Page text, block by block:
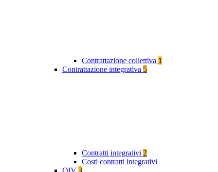
Contrattazione collettiva 1
Contrattazione integrativa 5
Contratti integrativi 2
Costi contratti integrativi